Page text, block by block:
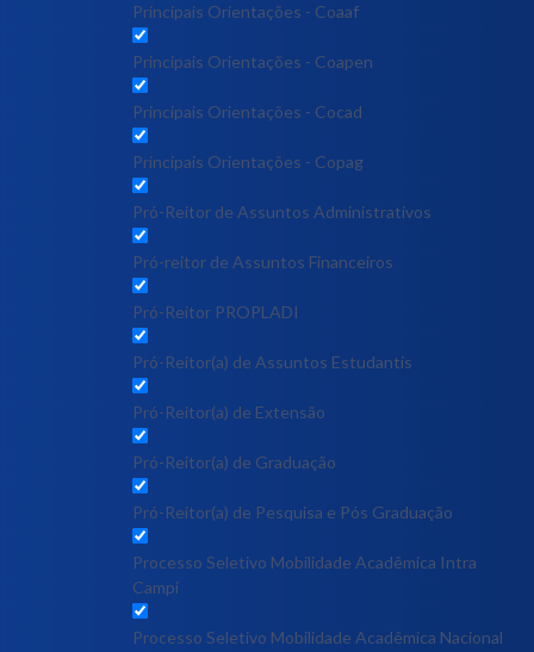
Principais Orientações - Coaaf
Principais Orientações - Coapen
Principais Orientações - Cocad
Principais Orientações - Copag
Pró-Reitor de Assuntos Administrativos
Pró-reitor de Assuntos Financeiros
Pró-Reitor PROPLADI
Pró-Reitor(a) de Assuntos Estudantis
Pró-Reitor(a) de Extensão
Pró-Reitor(a) de Graduação
Pró-Reitor(a) de Pesquisa e Pós Graduação
Processo Seletivo Mobilidade Acadêmica Intra
Campi
Processo Seletivo Mobilidade Acadêmica Nacional